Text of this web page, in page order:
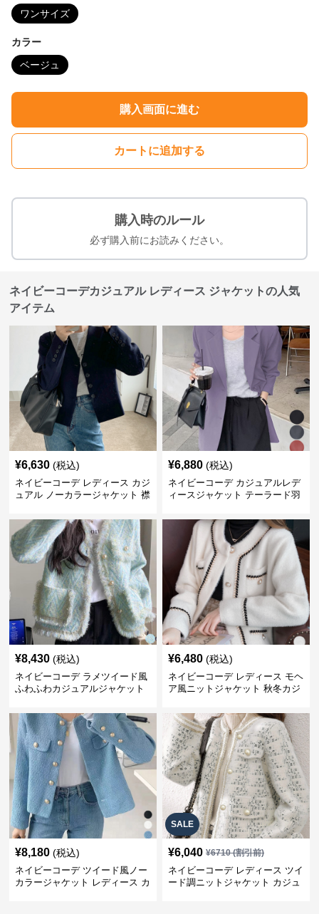
ワンサイズ
カラー
ベージュ
購入画面に進む
カートに追加する
購入時のルール
必ず購入前にお読みください。
ネイビーコーデカジュアル レディース ジャケットの人気
アイテム
¥6,630 (税込)
ネイビーコーデ レディース カジ
ュアル ノーカラージャケット 襟
¥6,880 (税込)
ネイビーコーデ カジュアルレデ
ィースジャケット テーラード羽
¥8,430 (税込)
ネイビーコーデ ラメツイード風
ふわふわカジュアルジャケット
¥6,480 (税込)
ネイビーコーデ レディース モヘ
ア風ニットジャケット 秋冬カジ
¥8,180 (税込)
ネイビーコーデ ツイード風ノー
カラージャケット レディース カ
SALE
¥6,040 ¥6710(割引前)
ネイビーコーデ レディース ツイ
ード調ニットジャケット カジュ